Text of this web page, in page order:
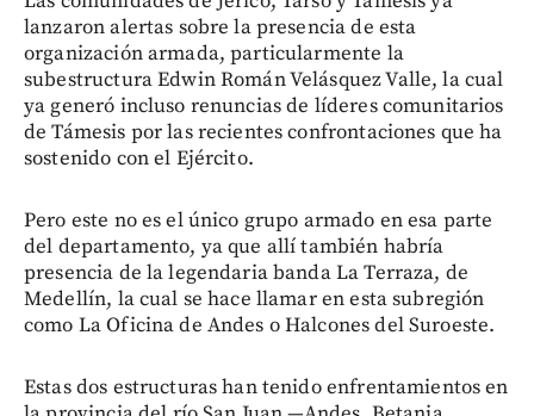
lanzaron alertas sobre la presencia de esta
organización armada, particularmente la
subestructura Edwin Román Velásquez Valle, la cual
ya generó incluso renuncias de líderes comunitarios
de Támesis por las recientes confrontaciones que ha
sostenido con el Ejército.
Pero este no es el único grupo armado en esa parte
del departamento, ya que allí también habría
presencia de la legendaria banda La Terraza, de
Medellín, la cual se hace llamar en esta subregión
como La Oficina de Andes o Halcones del Suroeste.
Estas dos estructuras han tenido enfrentamientos en